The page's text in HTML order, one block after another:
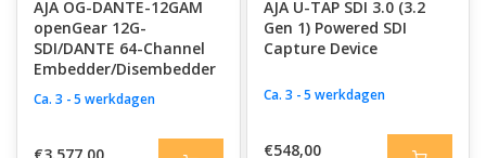
AJA OG-DANTE-12GAM
openGear 12G-
SDI/DANTE 64-Channel
Embedder/Disembedder
Ca. 3 - 5 werkdagen
AJA U-TAP SDI 3.0 (3.2
Gen 1) Powered SDI
Capture Device
Ca. 3 - 5 werkdagen
€548,00